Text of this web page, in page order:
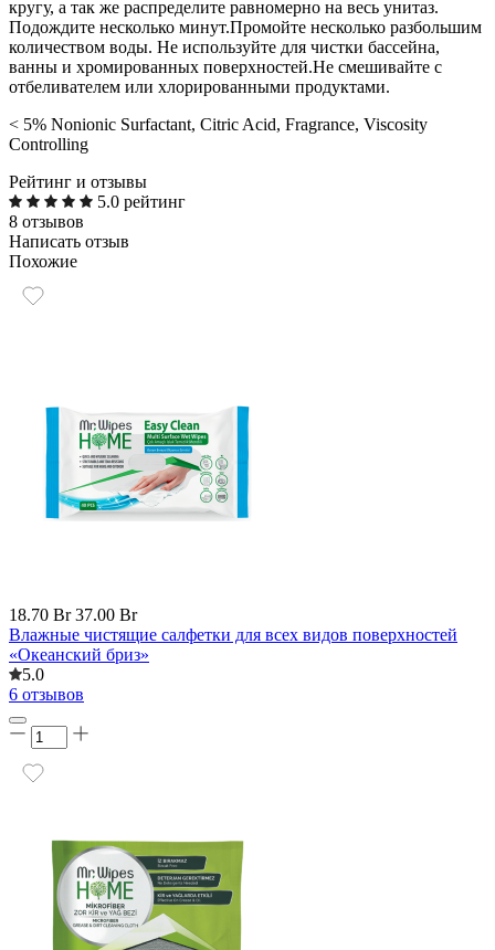
кругу, а так же распределите равномерно на весь унитаз.
Подождите несколько минут.Промойте несколько разбольшим
количеством воды. Не используйте для чистки бассейна,
ванны и хромированных поверхностей.Не смешивайте с
отбеливателем или хлорированными продуктами.
< 5% Nonionic Surfactant, Citric Acid, Fragrance, Viscosity
Controlling
Рейтинг и отзывы
5.0 рейтинг
8 отзывов
Написать отзыв
Похожие
18.70 Br 37.00 Br
Влажные чистящие салфетки для всех видов поверхностей
«Океанский бриз»
5.0
6 отзывов